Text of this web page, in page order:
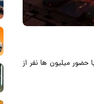
حضور میلیون ها نفر از